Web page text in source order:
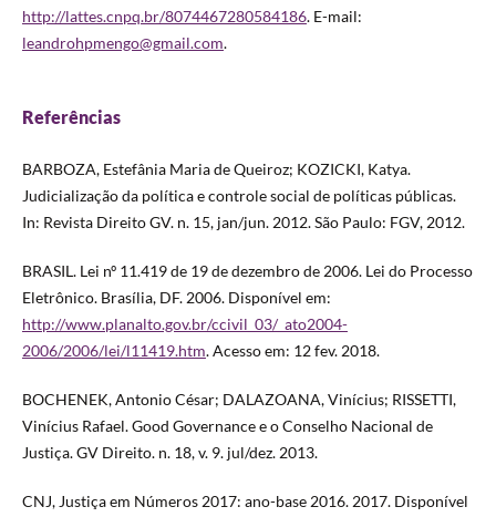
http://lattes.cnpq.br/8074467280584186. E-mail:
leandrohpmengo@gmail.com.
Referências
BARBOZA, Estefânia Maria de Queiroz; KOZICKI, Katya.
Judicialização da política e controle social de políticas públicas.
In: Revista Direito GV. n. 15, jan/jun. 2012. São Paulo: FGV, 2012.
BRASIL. Lei nº 11.419 de 19 de dezembro de 2006. Lei do Processo
Eletrônico. Brasília, DF. 2006. Disponível em:
http://www.planalto.gov.br/ccivil_03/_ato2004-
2006/2006/lei/l11419.htm. Acesso em: 12 fev. 2018.
BOCHENEK, Antonio César; DALAZOANA, Vinícius; RISSETTI,
Vinícius Rafael. Good Governance e o Conselho Nacional de
Justiça. GV Direito. n. 18, v. 9. jul/dez. 2013.
CNJ, Justiça em Números 2017: ano-base 2016. 2017. Disponível